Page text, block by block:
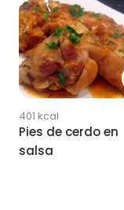
401 kcal
Pies de cerdo en
salsa